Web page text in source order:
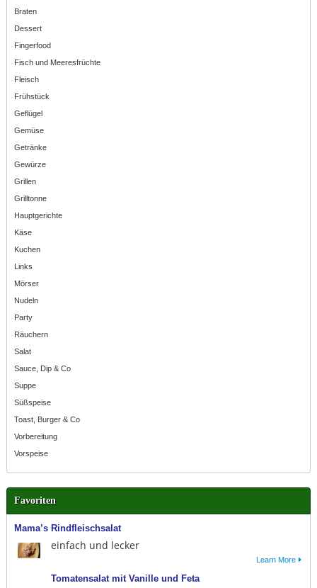
Braten
Dessert
Fingerfood
Fisch und Meeresfrüchte
Fleisch
Frühstück
Geflügel
Gemüse
Getränke
Gewürze
Grillen
Grilltonne
Hauptgerichte
Käse
Kuchen
Links
Mörser
Nudeln
Party
Räuchern
Salat
Sauce, Dip & Co
Suppe
Süßspeise
Toast, Burger & Co
Vorbereitung
Vorspeise
Favoriten
Mama’s Rindfleischsalat
einfach und lecker
Learn More
Tomatensalat mit Vanille und Feta